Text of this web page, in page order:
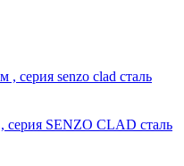
SENZO CLAD сталь